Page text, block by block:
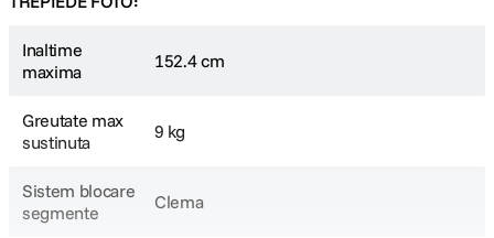
Inaltime
maxima
152.4 cm
Greutate max
sustinuta
9 kg
Sistem blocare
segmente
Clema